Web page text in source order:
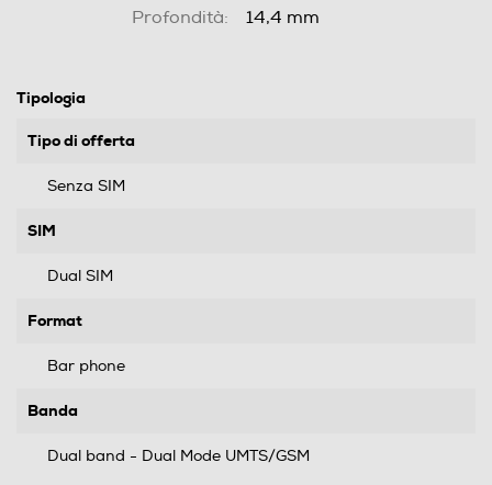
Profondità:
14,4 mm
Tipologia
Tipo di offerta
Senza SIM
SIM
Dual SIM
Format
Bar phone
Banda
Dual band - Dual Mode UMTS/GSM